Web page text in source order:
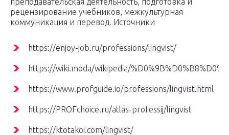
рецензирование учебников, межкультурная
коммуникация и перевод. Источники
https://enjoy-job.ru/professions/lingvist/
https://wiki.moda/wikipedia/
https://www.profguide.io/professions/lingvist.html
https://PROFchoice.ru/atlas-professij/lingvist
https://ktotakoi.com/lingvist/